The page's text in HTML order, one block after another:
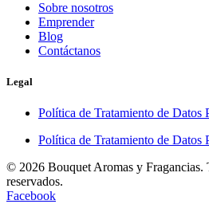
Sobre nosotros
Emprender
Blog
Contáctanos
Legal
Política de Tratamiento de Datos
Política de Tratamiento de Datos
© 2026 Bouquet Aromas y Fragancias.
reservados.
Facebook